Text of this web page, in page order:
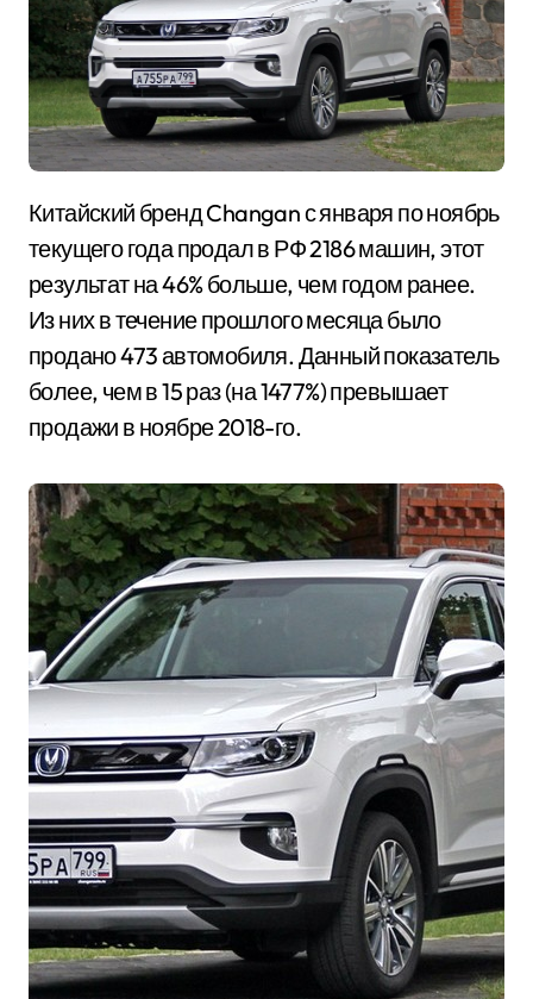
Китайский бренд Changan с января по ноябрь
текущего года продал в РФ 2186 машин, этот
результат на 46% больше, чем годом ранее.
Из них в течение прошлого месяца было
продано 473 автомобиля. Данный показатель
более, чем в 15 раз (на 1477%) превышает
продажи в ноябре 2018-го.